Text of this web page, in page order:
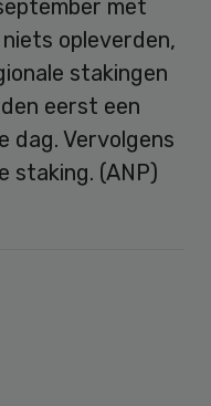
met
opleverden,
stakingen
eerst een
dag. Vervolgens
staking. (ANP)